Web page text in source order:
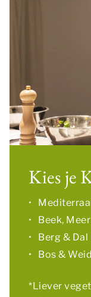
Kies je
Beek,
Berg & Dal
Bos &
*Liever